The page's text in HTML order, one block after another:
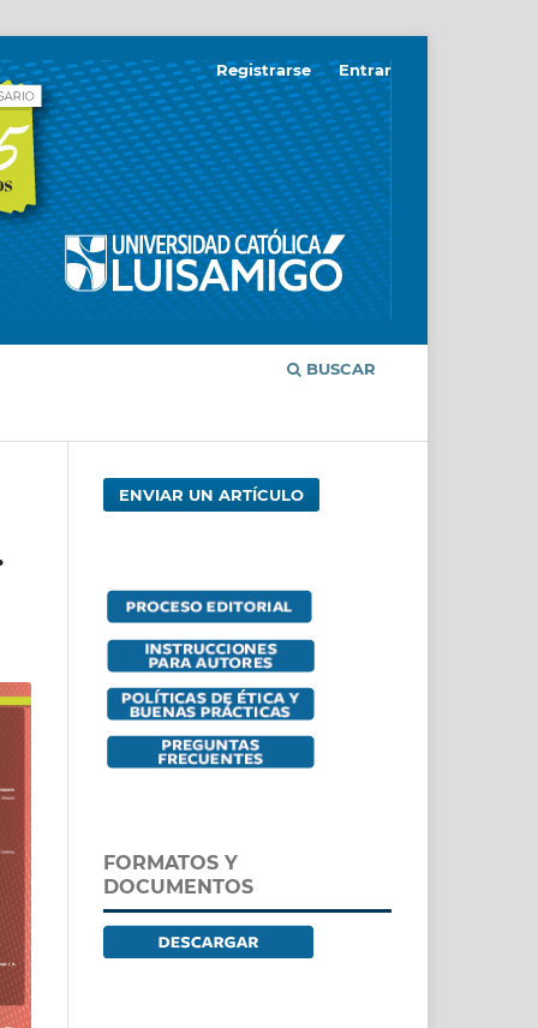
BUSCAR
Registrarse Entrar
ENVIAR UN ARTÍCULO
FORMATOS Y
DOCUMENTOS